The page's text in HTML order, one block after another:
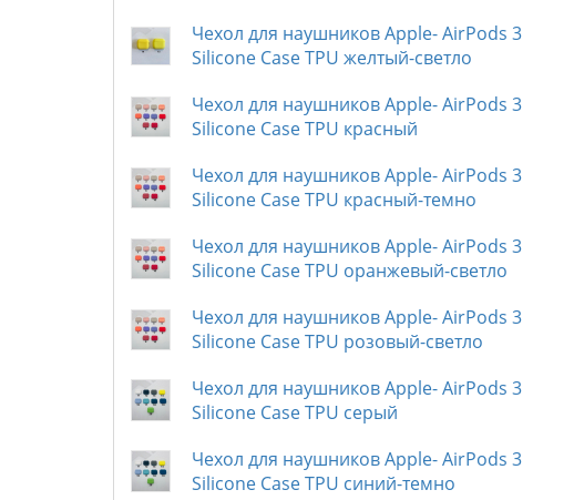
Чехол для наушников Apple- AirPods 3
Silicone Case TPU желтый-светло
Чехол для наушников Apple- AirPods 3
Silicone Case TPU красный
Чехол для наушников Apple- AirPods 3
Silicone Case TPU красный-темно
Чехол для наушников Apple- AirPods 3
Silicone Case TPU оранжевый-светло
Чехол для наушников Apple- AirPods 3
Silicone Case TPU розовый-светло
Чехол для наушников Apple- AirPods 3
Silicone Case TPU серый
Чехол для наушников Apple- AirPods 3
Silicone Case TPU синий-темно